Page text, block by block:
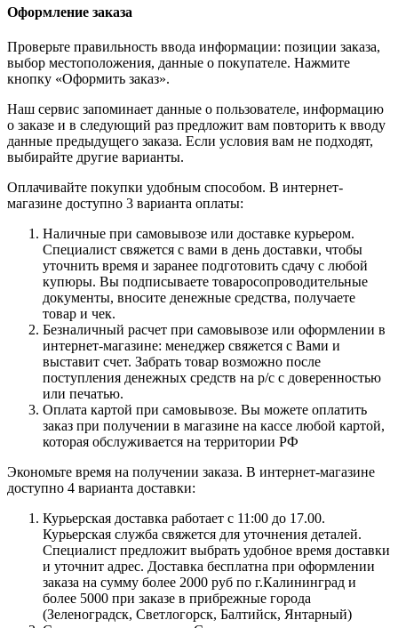
Оформление заказа
Проверьте правильность ввода информации: позиции заказа,
выбор местоположения, данные о покупателе. Нажмите
кнопку «Оформить заказ».
Наш сервис запоминает данные о пользователе, информацию
о заказе и в следующий раз предложит вам повторить к вводу
данные предыдущего заказа. Если условия вам не подходят,
выбирайте другие варианты.
Оплачивайте покупки удобным способом. В интернет-
магазине доступно 3 варианта оплаты:
Наличные при самовывозе или доставке курьером.
Специалист свяжется с вами в день доставки, чтобы
уточнить время и заранее подготовить сдачу с любой
купюры. Вы подписываете товаросопроводительные
документы, вносите денежные средства, получаете
товар и чек.
Безналичный расчет при самовывозе или оформлении в
интернет-магазине: менеджер свяжется с Вами и
выставит счет. Забрать товар возможно после
поступления денежных средств на р/с с доверенностью
или печатью.
Оплата картой при самовывозе. Вы можете оплатить
заказ при получении в магазине на кассе любой картой,
которая обслуживается на территории РФ
Экономьте время на получении заказа. В интернет-магазине
доступно 4 варианта доставки:
Курьерская доставка работает с 11:00 до 17.00.
Курьерская служба свяжется для уточнения деталей.
Специалист предложит выбрать удобное время доставки
и уточнит адрес. Доставка бесплатна при оформлении
заказа на сумму более 2000 руб по г.Калининград и
более 5000 при заказе в прибрежные города
(Зеленоградск, Светлогорск, Балтийск, Янтарный)